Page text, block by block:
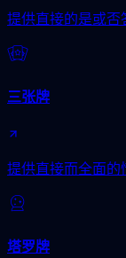
提供直接的是或否
三张牌
提供直接而全面的
塔罗牌